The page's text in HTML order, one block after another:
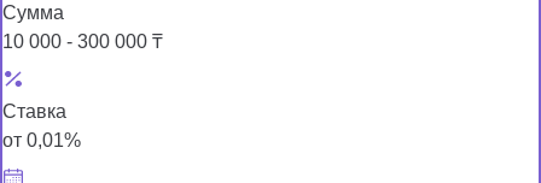
Сумма
10 000 - 300 000 ₸
Ставка
от 0,01%